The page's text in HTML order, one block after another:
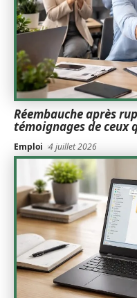
Réembauche après
témoignages de ceux
Emploi 4 juillet 2026